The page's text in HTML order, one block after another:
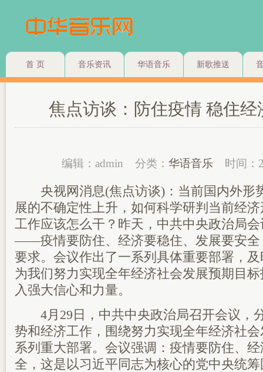
首 页 音乐资讯 华语音乐 新歌推送
焦点访谈：防住疫情 稳住经
编辑：admin 分类： 华语音乐 时间：
央视网消息(焦点访谈)：当前国内外形
展的不确定性上升，如何科学研判当前经
工作应该怎么干？昨天，中共中央政治局
——疫情要防住、经济要稳住、发展要安全
要求。会议作出了一系列具体重要部署，
为我们努力实现全年经济社会发展预期目
入强大信心和力量。
4月29日，中共中央政治局召开会议，
势和经济工作，围绕努力实现全年经济社
系列重大部署。会议强调：疫情要防住、
全，这是以习近平同志为核心的党中央统